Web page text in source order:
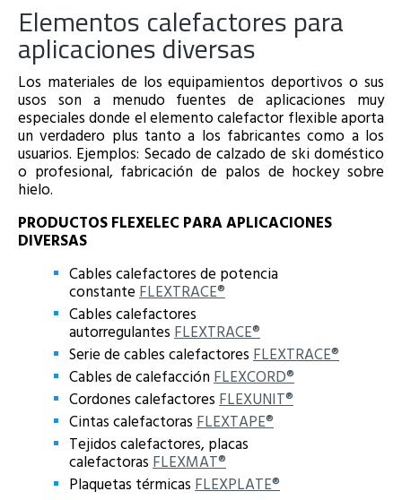
Elementos calefactores para
aplicaciones diversas
Los materiales de los equipamientos deportivos o sus
usos son a menudo fuentes de aplicaciones muy
especiales donde el elemento calefactor flexible aporta
un verdadero plus tanto a los fabricantes como a los
usuarios. Ejemplos: Secado de calzado de ski doméstico
o profesional, fabricación de palos de hockey sobre
hielo.
PRODUCTOS FLEXELEC PARA APLICACIONES
DIVERSAS
Cables calefactores de potencia
constante FLEXTRACE®
Cables calefactores
autorregulantes FLEXTRACE®
Serie de cables calefactores FLEXTRACE®
Cables de calefacción FLEXCORD®
Cordones calefactores FLEXUNIT®
Cintas calefactoras FLEXTAPE®
Tejidos calefactores, placas
calefactoras FLEXMAT®
Plaquetas térmicas FLEXPLATE®